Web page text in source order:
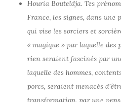
Houria Bouteldja. Tes
France, les signes, dans une
qui vise les sorciers et
« magique » par laquelle
rien seraient fascinés par
laquelle des hommes,
porcs, seraient menacés
transformation, par une